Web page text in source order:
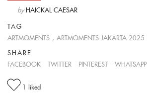
by HAICKAL CAESAR
TAG
ARTMOMENTS , ARTMOMENTS JAKARTA 2025
SHARE
FACEBOOK
TWITTER PINTEREST WHATSAPP
1 liked